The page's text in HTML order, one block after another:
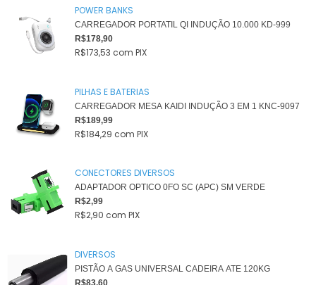
POWER BANKS
CARREGADOR PORTATIL QI INDUÇÃO 10.000 KD-999
R$178,90
R$173,53 com PIX
PILHAS E BATERIAS
CARREGADOR MESA KAIDI INDUÇÃO 3 EM 1 KNC-9097
R$189,99
R$184,29 com PIX
CONECTORES DIVERSOS
ADAPTADOR OPTICO 0FO SC (APC) SM VERDE
R$2,99
R$2,90 com PIX
DIVERSOS
PISTÃO A GAS UNIVERSAL CADEIRA ATE 120KG
R$83,60